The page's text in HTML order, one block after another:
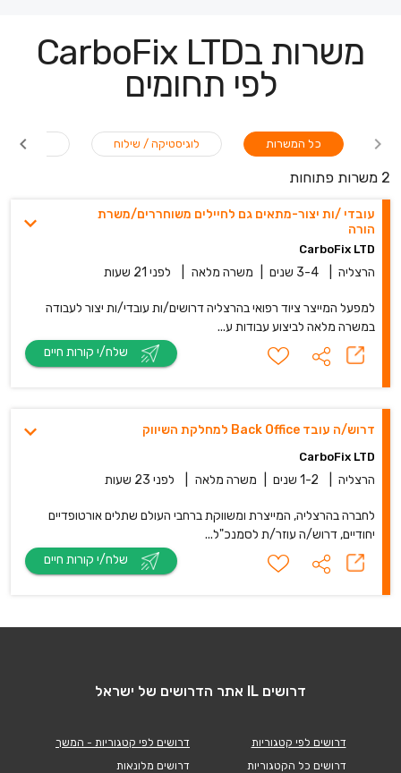
משרות בCarboFix LTD
לפי תחומים
תעשיה / לוגיסטיקה / שילוח כל המשרות
2 משרות פתוחות
עובדי /ות יצור-מתאים גם לחיילים משוחררים/משרת
הורה
CarboFix LTD
הרצליה 3-4 שנים משרה מלאה לפני 21 שעות
למפעל המייצר ציוד רפואי בהרצליה דרושים/ות עובדי/ות יצור לעבודה
במשרה מלאה לביצוע עבודות ע...
דרוש/ה עובד Back Office למחלקת השיווק
CarboFix LTD
הרצליה 1-2 שנים משרה מלאה לפני 23 שעות
לחברה בהרצליה, המייצרת ומשווקת ברחבי העולם שתלים אורטופדיים
יחודיים, דרוש/ה עוזר/ת לסמנכ"ל...
דרושים IL אתר הדרושים של ישראל
דרושים לפי קטגוריות
דרושים כל הקטגוריות
דרושים לפי קטגוריות - המשך
דרושים מלונאות